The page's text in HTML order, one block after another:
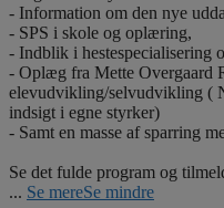
- Information om den nye
- SPS i skole og oplæring,
- Indblik i hestespecialisering
- Oplæg fra Mette Overgaard
elevudvikling/selvudvikling (
indsigt i egne styrker)
- Samt en masse af sparring
Se det fulde program og
... Se mereSe mindre